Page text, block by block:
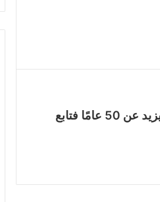
إذا كان عمرك يزيد عن 50 عامًا فتابع